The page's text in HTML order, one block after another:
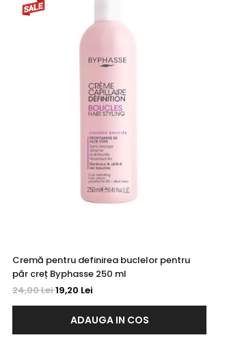
Cremă pentru definirea buclelor pentru
păr creț Byphasse 250 ml
24,00 Lei19,20 Lei
ADAUGA IN COS